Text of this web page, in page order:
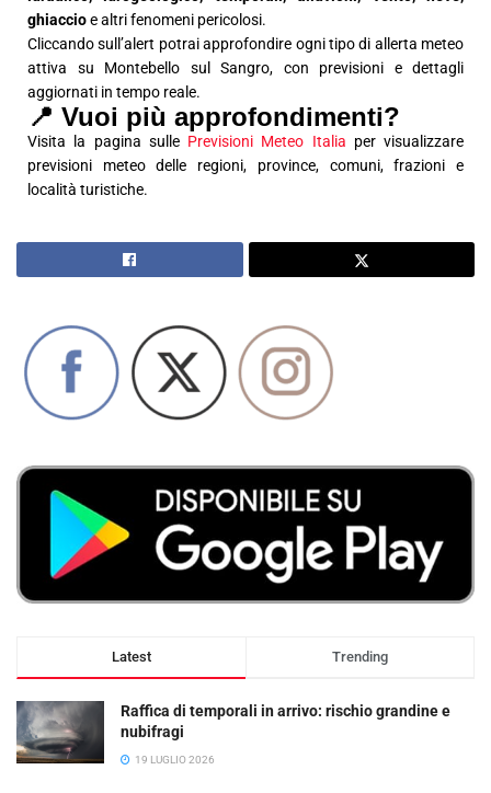
ghiaccioe altri fenomeni pericolosi.
Cliccando sull’alert potrai approfondire ogni tipo di allerta meteo
attiva su Montebello sul Sangro, con previsioni e dettagli
aggiornati in tempo reale.
📍 Vuoi più approfondimenti?
Visita la pagina sulle Previsioni Meteo Italia per visualizzare
previsioni meteo delle regioni, province, comuni, frazioni e
località turistiche.
Latest Trending
Raffica di temporali in arrivo: rischio grandine e
nubifragi
19 LUGLIO 2026